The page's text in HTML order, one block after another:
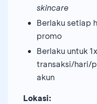
skincare
Berlaku setiap
promo
Berlaku untuk 1x
transaksi/hari/
akun
Lokasi: